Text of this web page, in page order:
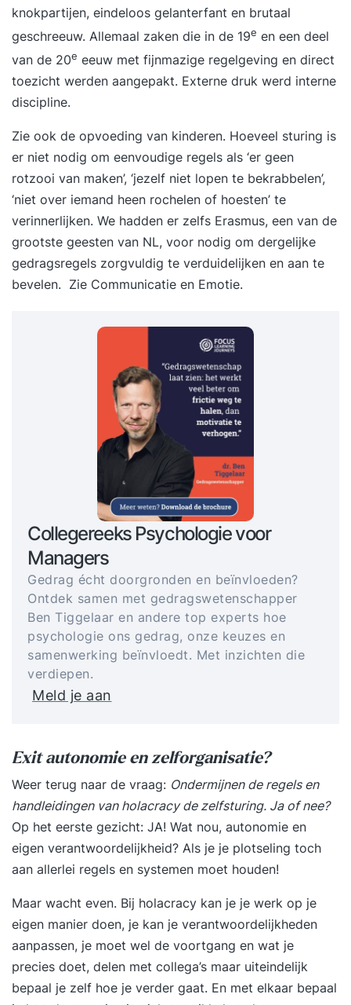
knokpartijen, eindeloos gelanterfant en brutaal
geschreeuw. Allemaal zaken die in de 19e en een deel
van de 20e eeuw met fijnmazige regelgeving en direct
toezicht werden aangepakt. Externe druk werd interne
discipline.
Zie ook de opvoeding van kinderen. Hoeveel sturing is
er niet nodig om eenvoudige regels als ‘er geen
rotzooi van maken’, ‘jezelf niet lopen te bekrabbelen’,
‘niet over iemand heen rochelen of hoesten’ te
verinnerlijken. We hadden er zelfs Erasmus, een van de
grootste geesten van NL, voor nodig om dergelijke
gedragsregels zorgvuldig te verduidelijken en aan te
bevelen. Zie Communicatie en Emotie.
Collegereeks Psychologie voor
Managers
Gedrag écht doorgronden en beïnvloeden?
Ontdek samen met gedragswetenschapper
Ben Tiggelaar en andere top experts hoe
psychologie ons gedrag, onze keuzes en
samenwerking beïnvloedt. Met inzichten die
verdiepen.
Meld je aan
Exit autonomie en zelforganisatie?
Weer terug naar de vraag: Ondermijnen de regels en
handleidingen van holacracy de zelfsturing. Ja of nee?
Op het eerste gezicht: JA! Wat nou, autonomie en
eigen verantwoordelijkheid? Als je je plotseling toch
aan allerlei regels en systemen moet houden!
Maar wacht even. Bij holacracy kan je je werk op je
eigen manier doen, je kan je verantwoordelijkheden
aanpassen, je moet wel de voortgang en wat je
precies doet, delen met collega’s maar uiteindelijk
bepaal je zelf hoe je verder gaat. En met elkaar bepaal